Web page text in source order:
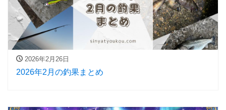
2026年2月26日
2026年2月の釣果まとめ